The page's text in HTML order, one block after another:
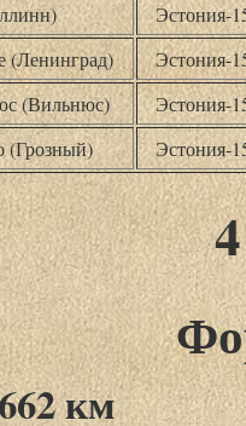
Эстония-
(Ленинград)
Эстония-
(Вильнюс)
Эстония-
(Грозный) Эстония-
км